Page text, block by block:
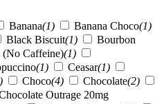
Banana(1) Banana Choco(1)
Black Biscuit(1)
Bourbon
(No Caffeine)(1)
(1) Ceasar(1)
Choco(4) Chocolate(2)
Outrage 20mg